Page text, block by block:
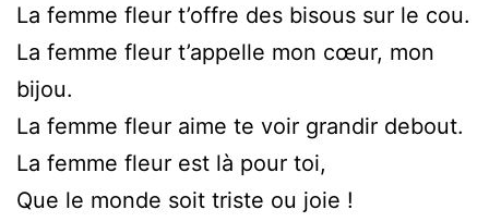
La femme fleur t’offre des bisous sur le cou.
La femme fleur t’appelle mon cœur, mon
bijou.
La femme fleur aime te voir grandir debout.
La femme fleur est là pour toi,
Que le monde soit triste ou joie !